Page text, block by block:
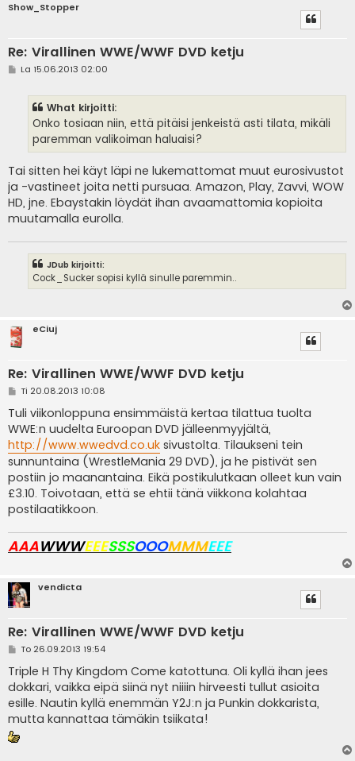
Show_Stopper
Re: Virallinen WWE/WWF DVD ketju
VLa 15.06.2013 02:00
What kirjoitti:
Onko tosiaan niin, että pitäisi jenkeistä asti tilata, mikäli
paremman valikoiman haluaisi?
Tai sitten hei käyt läpi ne lukemattomat muut eurosivustot
ja -vastineet joita netti pursuaa. Amazon, Play, Zavvi, WOW
HD, jne. Ebaystakin löydät ihan avaamattomia kopioita
muutamalla eurolla.
JDub kirjoitti:
Cock_Sucker sopisi kyllä sinulle paremmin..
eCiuj
Re: Virallinen WWE/WWF DVD ketju
V
e
s
t
i
Ti 20.08.2013 10:08
Tuli viikonloppuna ensimmäistä kertaa tilattua tuolta
WWE:n uudelta Euroopan DVD jälleenmyyjältä,
http://www.wwedvd.co.uk sivustolta. Tilaukseni tein
sunnuntaina (WrestleMania 29 DVD), ja he pistivät sen
postiin jo maanantaina. Eikä postikulutkaan olleet kun vain
£3.10. Toivotaan, että se ehtii tänä viikkona kolahtaa
postilaatikkoon.
AAAWWWEEESSSOOOMMMEEE
vendicta
Re: Virallinen WWE/WWF DVD ketju
V
e
s
t
i
To 26.09.2013 19:54
Triple H Thy Kingdom Come katottuna. Oli kyllä ihan jees
dokkari, vaikka eipä siinä nyt niiiin hirveesti tullut asioita
esille. Nautin kyllä enemmän Y2J:n ja Punkin dokkarista,
mutta kannattaa tämäkin tsiikata!